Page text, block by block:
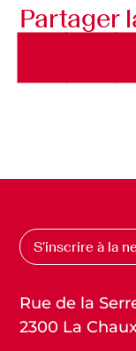
Partager
S’inscrire à la
Rue de la
2300 La